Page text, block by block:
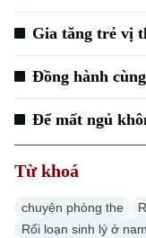
Gia tăng trẻ vị
Đồng hành
Để mất ngủ
Từ khoá
chuyện phòng the
Rối loạn sinh lý ở